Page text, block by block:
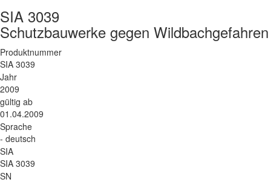
SIA 3039
Schutzbauwerke gegen
Produktnummer
SIA 3039
Jahr
2009
gültig ab
01.04.2009
Sprache
- deutsch
SIA
SIA 3039
SN